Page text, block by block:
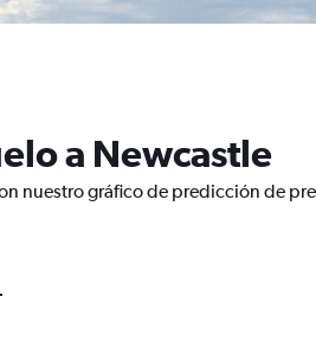
a Newcastle
nuestro gráfico de predicción de